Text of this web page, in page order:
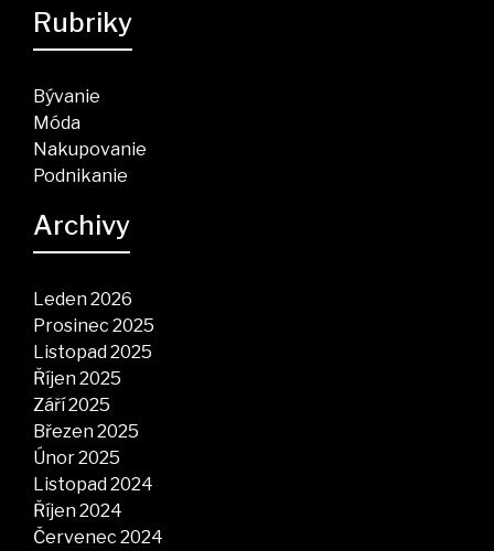
Rubriky
Bývanie
Móda
Nakupovanie
Podnikanie
Archivy
Leden 2026
Prosinec 2025
Listopad 2025
Říjen 2025
Září 2025
Březen 2025
Únor 2025
Listopad 2024
Říjen 2024
Červenec 2024